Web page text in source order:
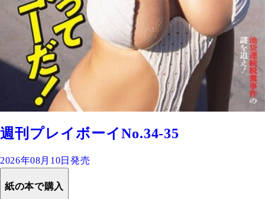
週刊プレイボーイNo.34-35
2026年08月10日発売
紙の本で購入